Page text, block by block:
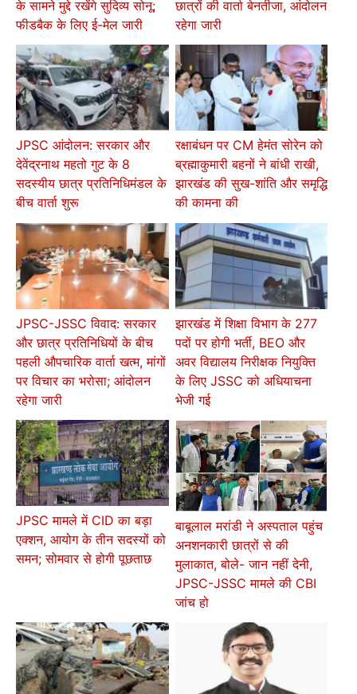
के सामने मुद्दे रखेंगे सुदिव्य सोनू;
फीडबैक के लिए ई-मेल जारी
छात्रों की वार्ता बेनतीजा, आंदोलन
रहेगा जारी
JPSC आंदोलन: सरकार और
देवेंद्रनाथ महतो गुट के 8
सदस्यीय छात्र प्रतिनिधिमंडल के
बीच वार्ता शुरू
रक्षाबंधन पर CM हेमंत सोरेन को
ब्रह्माकुमारी बहनों ने बांधी राखी,
झारखंड की सुख-शांति और समृद्धि
की कामना की
JPSC-JSSC विवाद: सरकार
और छात्र प्रतिनिधियों के बीच
पहली औपचारिक वार्ता खत्म, मांगों
पर विचार का भरोसा; आंदोलन
रहेगा जारी
झारखंड में शिक्षा विभाग के 277
पदों पर होगी भर्ती, BEO और
अवर विद्यालय निरीक्षक नियुक्ति
के लिए JSSC को अधियाचना
भेजी गई
JPSC मामले में CID का बड़ा
एक्शन, आयोग के तीन सदस्यों को
समन; सोमवार से होगी पूछताछ
बाबूलाल मरांडी ने अस्पताल पहुंच
अनशनकारी छात्रों से की
मुलाकात, बोले- जान नहीं देनी,
JPSC-JSSC मामले की CBI
जांच हो